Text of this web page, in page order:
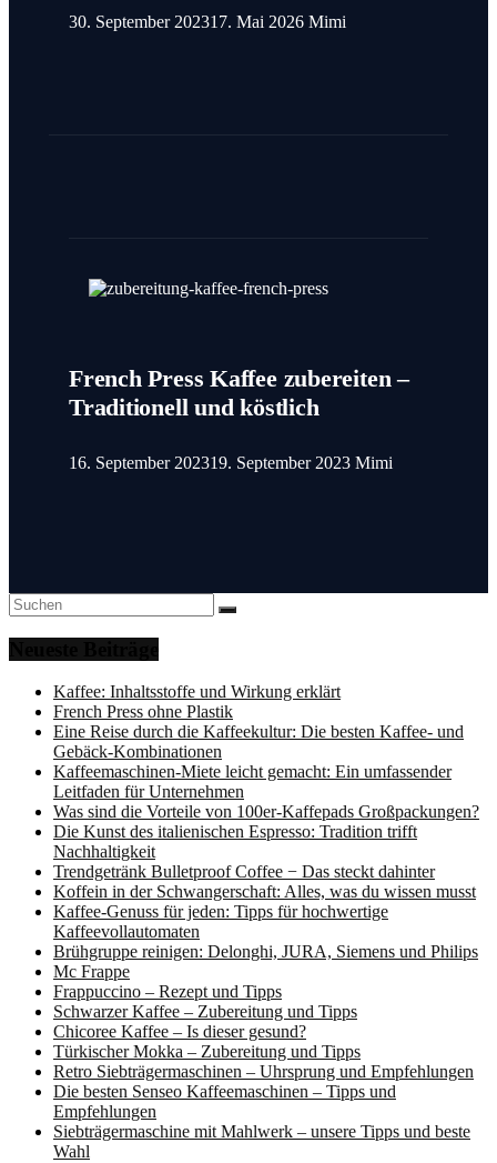
30. September 202317. Mai 2026 Mimi
French Press Kaffee zubereiten –
Traditionell und köstlich
16. September 202319. September 2023 Mimi
Kaffee: Inhaltsstoffe und Wirkung erklärt
French Press ohne Plastik
Eine Reise durch die Kaffeekultur: Die besten Kaffee- und
Gebäck-Kombinationen
Kaffeemaschinen-Miete leicht gemacht: Ein umfassender
Leitfaden für Unternehmen
Was sind die Vorteile von 100er-Kaffepads Großpackungen?
Die Kunst des italienischen Espresso: Tradition trifft
Nachhaltigkeit
Trendgetränk Bulletproof Coffee ­− Das steckt dahinter
Koffein in der Schwangerschaft: Alles, was du wissen musst
Kaffee-Genuss für jeden: Tipps für hochwertige
Kaffeevollautomaten
Brühgruppe reinigen: Delonghi, JURA, Siemens und Philips
Mc Frappe
Frappuccino – Rezept und Tipps
Schwarzer Kaffee – Zubereitung und Tipps
Chicoree Kaffee – Is dieser gesund?
Türkischer Mokka – Zubereitung und Tipps
Retro Siebträgermaschinen – Uhrsprung und Empfehlungen
Die besten Senseo Kaffeemaschinen – Tipps und
Empfehlungen
Siebträgermaschine mit Mahlwerk – unsere Tipps und beste
Wahl